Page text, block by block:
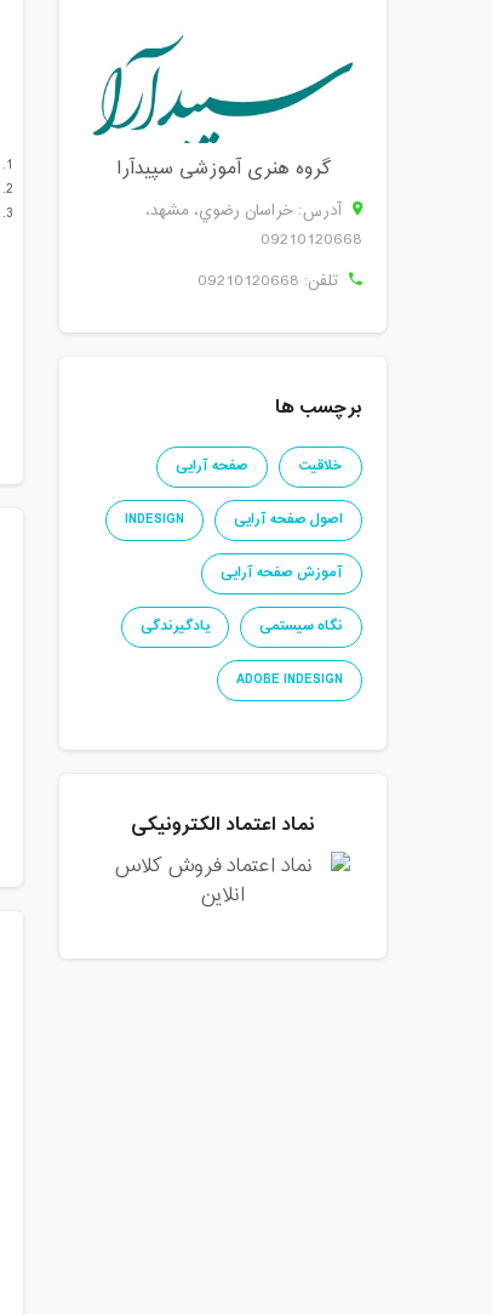
گروه هنری آموزشی سپیدآرا
آدرس: خراسان رضوي، مشهد،
09210120668
تلفن: 09210120668
برچسب ها
خلاقیت
صفحه آرایی
اصول صفحه آرایی
INDESIGN
آموزش صفحه آرایی
نگاه سیستمی
یادگیرندگی
ADOBE INDESIGN
نماد اعتماد الکترونیکی